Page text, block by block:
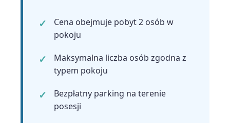
Cena obejmuje pobyt 2 osób w
pokoju
Maksymalna liczba osób zgodna z
typem pokoju
Bezpłatny parking na terenie
posesji